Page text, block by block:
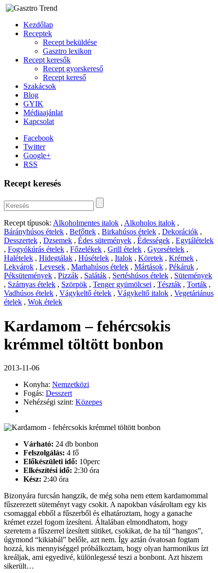
Kezdőlap
Receptek
Recept beküldése
Gasztro lexikon
Recept keresők
Recept gyorskereső
Recept kereső
Szakácsok
Blog
GYIK
Médiaajánlat
Kapcsolat
Facebook
Twitter
Google+
RSS
Recept keresés
Recept típusok: Alkoholmentes italok , Alkoholos italok ,
Bárányhúsos ételek , Befőttek , Birkahúsos ételek , Dekorációk ,
Desszertek , Dzsemek , Édes sütemények , Édességek , Egytálételek
, Fogyókúrás ételek , Főzelékek , Grill ételek , Gyorsételek ,
Halételek , Hidegtálak , Húsételek , Italok , Köretek , Krémek ,
Lekvárok , Levesek , Marhahúsos ételek , Mártások , Pékáruk ,
Péksütemények , Pizzák , Saláták , Sertéshúsos ételek , Sütemények
, Szárnyas ételek , Szörpök , Tenger gyümölcsei , Tészták , Torták ,
Vadhúsos ételek , Vágykeltő ételek , Vágykeltő italok , Vegetáriánus
ételek , Wok ételek
Kardamom – fehércsokis
krémmel töltött bonbon
2013-11-06
Konyha: Nemzetközi
Fogás: Desszert
Nehézségi szint: Közepes
Várható: 24 db bonbon
Felszolgálás: 4 fő
Előkészületi idő: 10perc
Elkészítési idő: 2:30 óra
Kész: 2:40 óra
Bizonyára furcsán hangzik, de még soha nem ettem kardamommal
fűszerezett süteményt vagy csokit. A napokban vásároltam egy kis
csomaggal ebből a fűszerből és elhatároztam, hogy a ganache
krémet ezzel fogom ízesíteni. Általában elmondhatom, hogy
szeretem a fűszerrel ízesített sütiket, csokikat, de ha túl “hangos”,
úgymond “kikiabál” belőle, azt nem. Így aztán óvatosan fogtam
hozzá, kis mennyiséggel próbálkoztam, hogy olyan harmonikus ízt
kreáljak, ami egyedivé, különlegessé teszi a bonbont. Azt hiszem
sikerült…